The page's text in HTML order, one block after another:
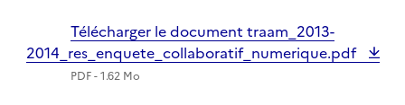
Télécharger le document traam_2013-
2014_res_enquete_collaboratif_numerique.pdf
PDF - 1.62 Mo